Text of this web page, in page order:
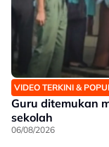
VIDEO TERKINI &
Guru ditemukan
sekolah
06/08/2026